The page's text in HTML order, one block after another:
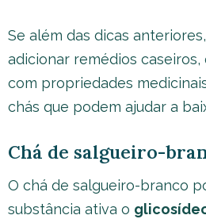
Se além das dicas
adicionar remédios caseiros,
com propriedades
chás que podem ajudar a
Chá de salgueiro-
O chá de salgueiro-branco
substância ativa o